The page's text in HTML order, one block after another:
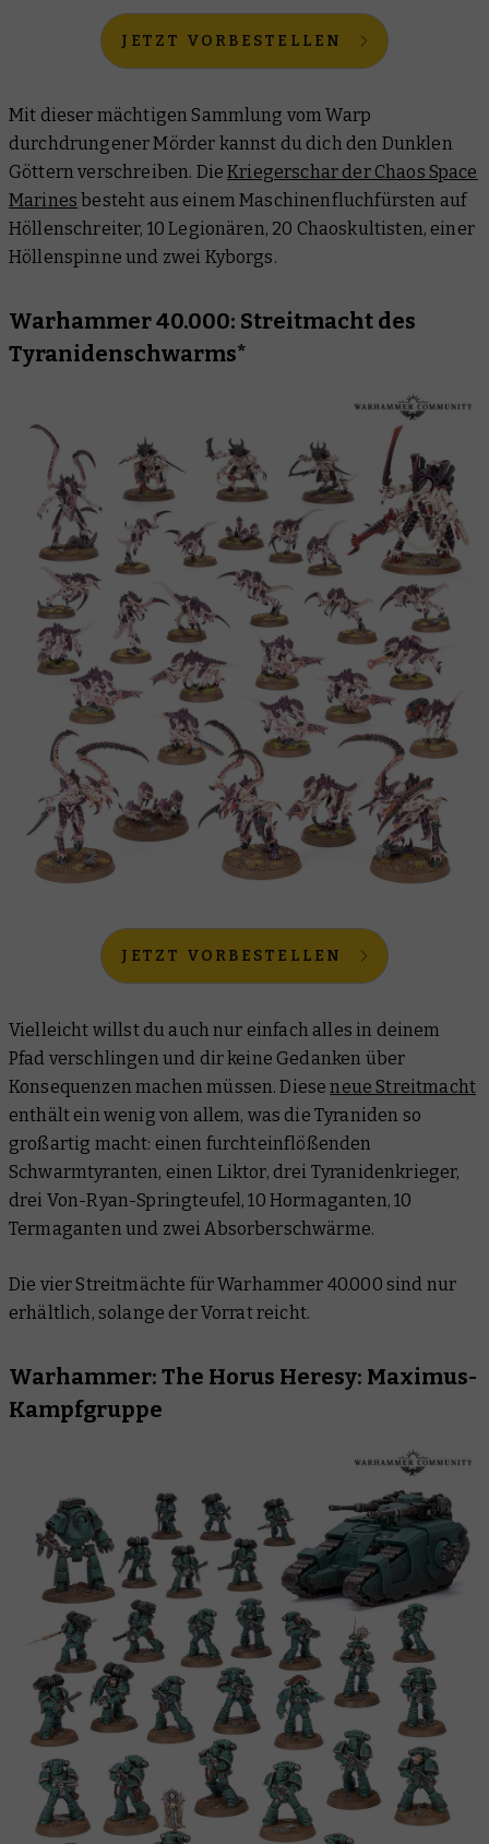
JETZT VORBESTELLEN
Mit dieser mächtigen Sammlung vom Warp
durchdrungener Mörder kannst du dich den Dunklen
Göttern verschreiben. DieKriegerschar der Chaos Space
Marines besteht aus einem Maschinenfluchfürsten auf
Höllenschreiter, 10 Legionären, 20 Chaoskultisten, einer
Höllenspinne und zwei Kyborgs.
Warhammer 40.000: Streitmacht des
Tyranidenschwarms*
JETZT VORBESTELLEN
Vielleicht willst du auch nur einfach alles in deinem
Pfad verschlingen und dir keine Gedanken über
Konsequenzen machen müssen. Dieseneue Streitmacht
enthält ein wenig von allem, was die Tyraniden so
großartig macht: einen furchteinflößenden
Schwarmtyranten, einen Liktor, drei Tyranidenkrieger,
drei Von-Ryan-Springteufel, 10 Hormaganten, 10
Termaganten und zwei Absorberschwärme.
Die vier Streitmächte für Warhammer 40.000 sind nur
erhältlich, solange der Vorrat reicht.
Warhammer: The Horus Heresy: Maximus-
Kampfgruppe